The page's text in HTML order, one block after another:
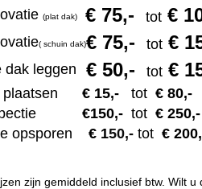
(plat dak) € 75,- tot €
(schuin dak)€ 75,- tot €
dak leggen € 50,- tot €
€ 15,-tot€ 80,-
€150,- tot € 250,-
opsporen € 150,- tot€
zijn gemiddeld inclusief btw. Wilt